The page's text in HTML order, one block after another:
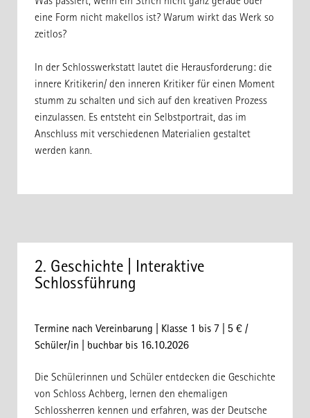
eine Form nicht makellos ist? Warum wirkt das Werk so
zeitlos?
In der Schlosswerkstatt lautet die Herausforderung: die
innere Kritikerin/ den inneren Kritiker für einen Moment
stumm zu schalten und sich auf den kreativen Prozess
einzulassen. Es entsteht ein Selbstportrait, das im
Anschluss mit verschiedenen Materialien gestaltet
werden kann.
2. Geschichte | Interaktive
Schlossführung
Termine nach Vereinbarung | Klasse 1 bis 7 | 5 € /
Schüler/in
| buchbar bis 16.10.2026
Die Schülerinnen und Schüler entdecken die Geschichte
von Schloss Achberg, lernen den ehemaligen
Schlossherren kennen und erfahren, was der Deutsche